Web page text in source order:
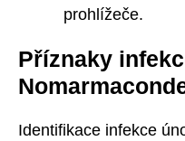
prohlížeče.
Příznaky
Identifikace infekce